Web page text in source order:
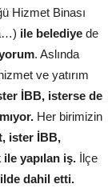
Hizmet Binası
ile belediye de
. Aslında
ve yatırım
İBB, isterse de
Her birimizin
ister İBB,
yapılan iş. İlçe
dahil etti.